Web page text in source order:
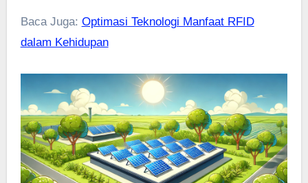
Baca Juga: Optimasi Teknologi Manfaat RFID
dalam Kehidupan